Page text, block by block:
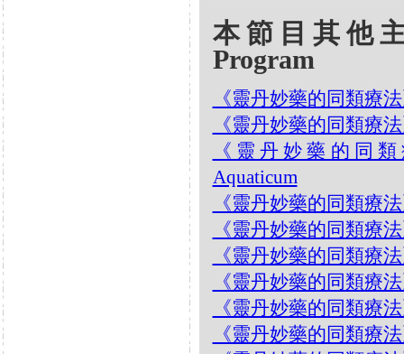
本節目其他
Program
《靈丹妙藥的同類療
《靈丹妙藥的同類療
《靈丹妙藥的同類
Aquaticum
《靈丹妙藥的同類療
《靈丹妙藥的同類療
《靈丹妙藥的同類療
《靈丹妙藥的同類療
《靈丹妙藥的同類療
《靈丹妙藥的同類療